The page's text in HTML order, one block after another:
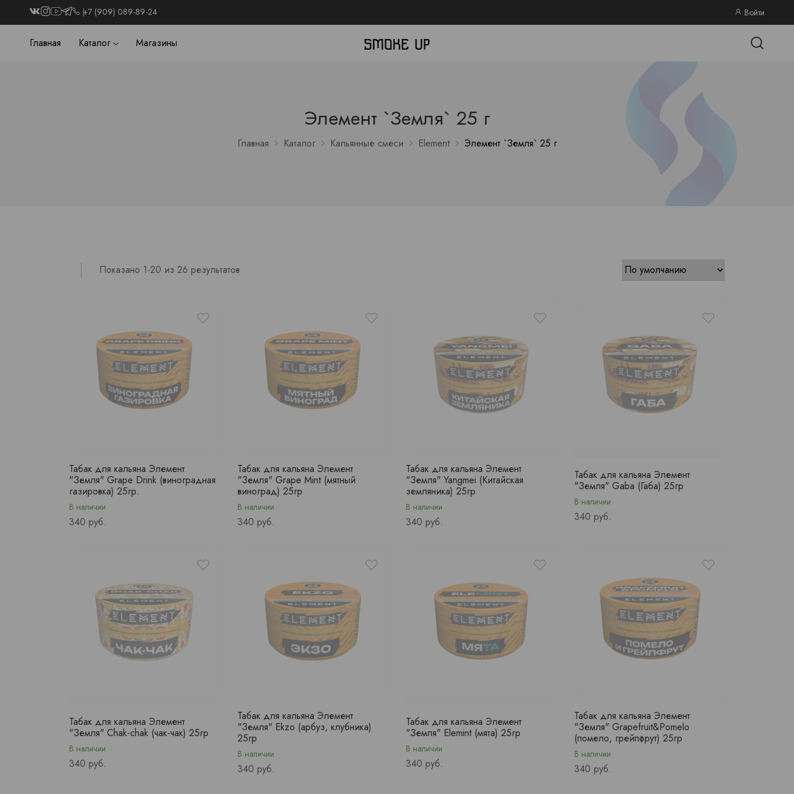
+7 (909) 089-89-24 Войти
Главная Каталог Магазины
Элемент `Земля` 25 г
Главная Каталог Кальянные смеси Element Элемент `Земля` 25 г
Показано 1-20 из 26 результатов
Табак для кальяна Элемент
"Земля" Grape Drink (виноградная
газировка) 25гр.
В наличии
Price
340 руб.
Табак для кальяна Элемент
"Земля" Grape Mint (мятный
виноград) 25гр
В наличии
Price
340 руб.
Табак для кальяна Элемент
"Земля" Yangmei (Китайская
земляника) 25гр
В наличии
Price
340 руб.
Табак для кальяна Элемент
"Земля" Gaba (Габа) 25гр
В наличии
Price
340 руб.
Табак для кальяна Элемент
"Земля" Chak-chak (чак-чак) 25гр
В наличии
Price
340 руб.
Табак для кальяна Элемент
"Земля" Ekzo (арбуз, клубника)
25гр
В наличии
Price
340 руб.
Табак для кальяна Элемент
"Земля" Elemint (мята) 25гр
В наличии
Price
340 руб.
Табак для кальяна Элемент
"Земля" Grapefruit&Pomelo
(помело, грейпфрут) 25гр
В наличии
Price
340 руб.